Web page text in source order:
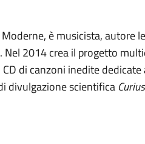
è musicista, autore
2014 crea il progetto
di canzoni inedite dedicate
divulgazione scientifica